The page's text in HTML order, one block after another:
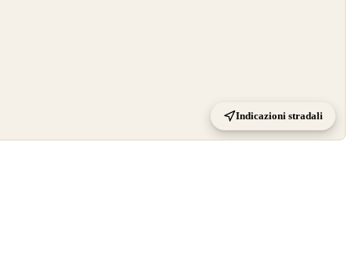
Indicazioni stradali